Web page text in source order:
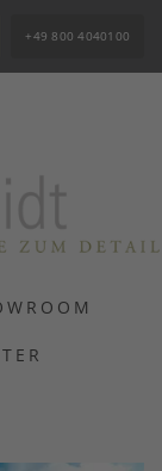
+49 800 4040100